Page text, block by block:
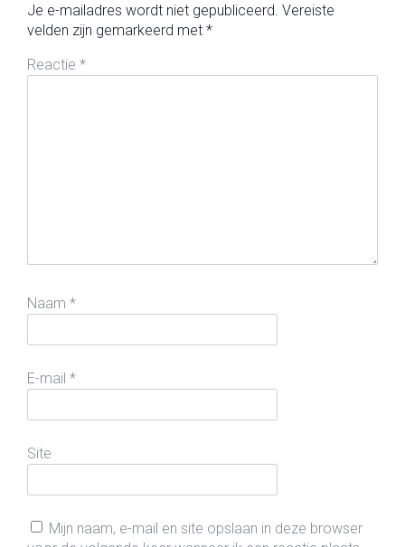
Je e-mailadres wordt niet gepubliceerd. Vereiste
velden zijn gemarkeerd met *
Reactie *
Naam *
E-mail *
Site
Mijn naam, e-mail en site opslaan in deze browser